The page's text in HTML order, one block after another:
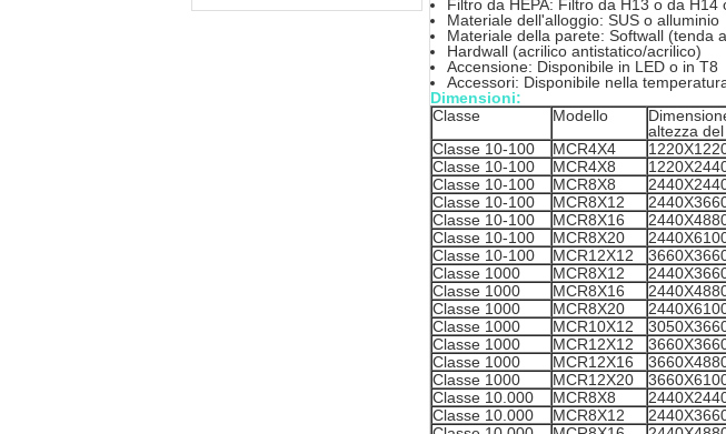
Filtro da HEPA: Filtro da H13 o da H14
Materiale dell'alloggio: SUS o alluminio
Materiale della parete: Softwall (tenda
Hardwall (acrilico antistatico/acrilico)
Accensione: Disponibile in LED o in T8
Accessori: Disponibile nella
Dimensioni:
Classe
Modello
altezza
Classe 10-100
MCR4X4
Classe 10-100
MCR4X8
Classe 10-100
MCR8X8
Classe 10-100
MCR8X12
Classe 10-100
MCR8X16
Classe 10-100
MCR8X20
Classe 10-100
MCR12X12
Classe 1000
MCR8X12
Classe 1000
MCR8X16
Classe 1000
MCR8X20
Classe 1000
MCR10X12
Classe 1000
MCR12X12
Classe 1000
MCR12X16
Classe 1000
MCR12X20
Classe 10.000
MCR8X8
Classe 10.000
MCR8X12